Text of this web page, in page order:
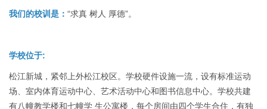
我们的校训是： “求真 树人 厚德”。
学校位于:
松江新城，紧邻上外松江校区。学校硬件设施一流，设有标准运动
场、室内体育运动中心、艺术活动中心和图书信息中心。学校共建
有八幢教学楼和七幢学 生公寓楼，每个房间由四个学生合住，有独